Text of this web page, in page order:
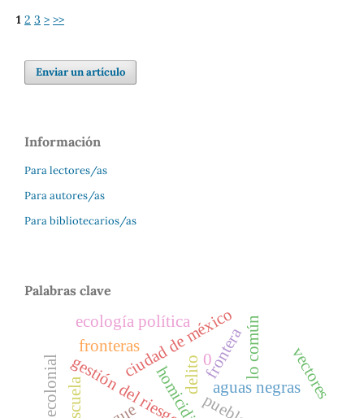
1 2 3 > >>
Enviar un artículo
Información
Para lectores/as
Para autores/as
Para bibliotecarios/as
Palabras clave
homicidio
gestión del riesgo aguas negras
ciudad de méxico
delito
ecología política
vectores
escuela
fronteralo común
fronteras
0